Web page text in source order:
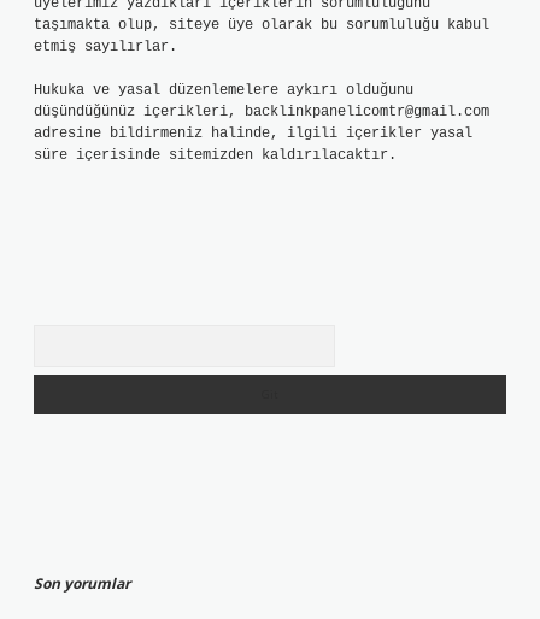
üyelerimiz yazdıkları içeriklerin sorumluluğunu
taşımakta olup, siteye üye olarak bu sorumluluğu kabul
etmiş sayılırlar.
Hukuka ve yasal düzenlemelere aykırı olduğunu
düşündüğünüz içerikleri, backlinkpanelicomtr@gmail.com
adresine bildirmeniz halinde, ilgili içerikler yasal
süre içerisinde sitemizden kaldırılacaktır.
Son yorumlar